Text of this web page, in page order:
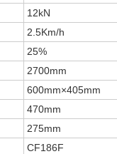
12kN
2.5Km/h
25%
2700mm
600mm×405mm
470mm
275mm
CF186F